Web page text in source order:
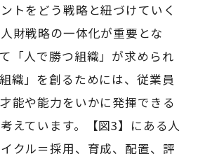
トをどう戦略と紐づけていく
財戦略の一体化が重要とな
「人で勝つ組織」が求められ
織」を創るためには、従業員
能や能力をいかに発揮できる
えています。【図3】にある人
クル＝採用、育成、配置、評